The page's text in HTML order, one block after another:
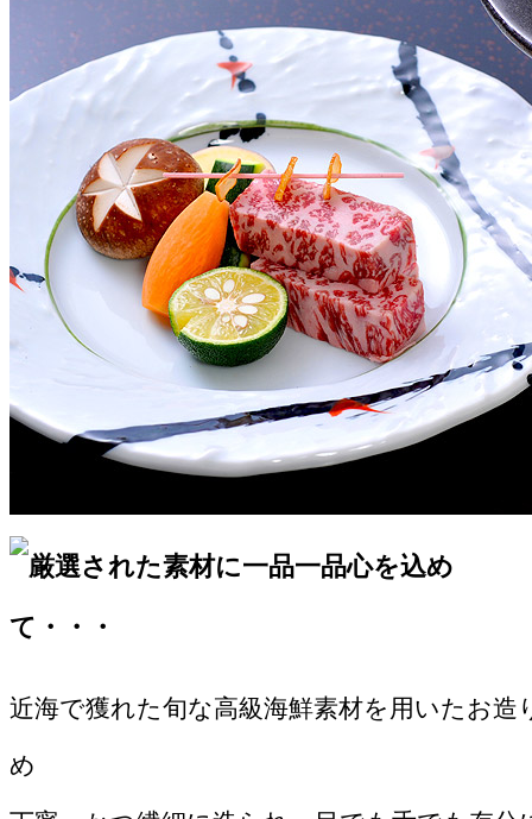
近海で獲れた旬な高級海鮮素材を用いたお造
め